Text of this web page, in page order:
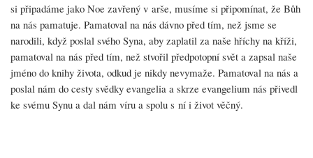
si připadáme jako Noe zavřený v arše, musíme si připomínat, že Bůh
na nás pamatuje. Pamatoval na nás dávno před tím, než jsme se
narodili, když poslal svého Syna, aby zaplatil za naše hříchy na kříži,
pamatoval na nás před tím, než stvořil předpotopní svět a zapsal naše
jméno do knihy života, odkud je nikdy nevymaže. Pamatoval na nás a
poslal nám do cesty svědky evangelia a skrze evangelium nás přivedl
ke svému Synu a dal nám víru a spolu s ní i život věčný.